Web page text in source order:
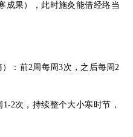
成果），此时施灸能借经络当
：前2周每周3次，之后每周2
2次，持续整个大小寒时节，